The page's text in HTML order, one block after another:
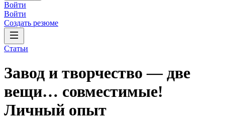
Войти
Войти
Создать резюме
Статьи
Завод и творчество — две
вещи… совместимые!
Личный опыт